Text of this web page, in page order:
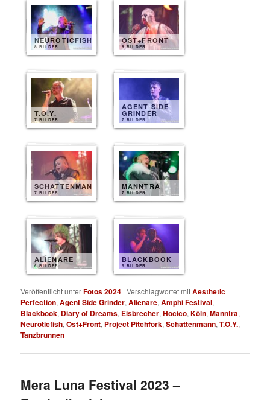
NEUROTICFISH
8 BILDER
OST+FRONT
8 BILDER
T.O.Y.
7 BILDER
AGENT SIDE
GRINDER
7 BILDER
SCHATTENMANN
7 BILDER
MANNTRA
7 BILDER
ALIENARE
6 BILDER
BLACKBOOK
6 BILDER
Veröffentlicht unterFotos 2024 |Verschlagwortet mitAesthetic
Perfection,Agent Side Grinder,Alienare,Amphi Festival,
Blackbook, Diary of Dreams, Eisbrecher,Hocico,Köln,Manntra,
Neuroticfish,Ost+Front, Project Pitchfork,Schattenmann,T.O.Y.,
Tanzbrunnen
Mera Luna Festival 2023 –